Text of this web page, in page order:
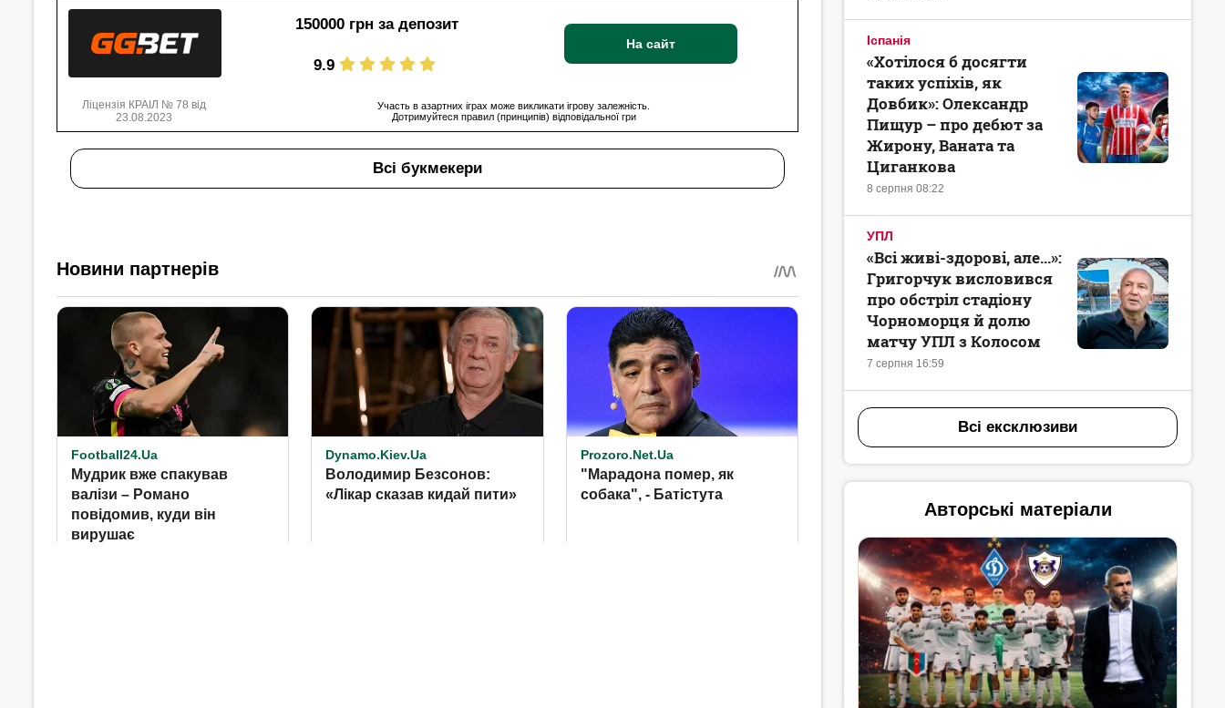
150000 грн за депозит
9.9
На сайт
Ліцензія КРАІЛ № 78 від
23.08.2023
Участь в азартних іграх може викликати ігрову залежність.
Дотримуйтеся правил (принципів) відповідальної гри
Всі букмекери
Іспанія
8 серпня 08:22
«Хотілося б досягти
таких успіхів, як
Довбик»: Олександр
Пищур – про дебют за
Жирону, Ваната та
Циганкова
УПЛ
7 серпня 16:59
«Всі живі-здорові, але...»:
Григорчук висловився
про обстріл стадіону
Чорноморця й долю
матчу УПЛ з Колосом
Всі ексклюзиви
Авторські матеріали